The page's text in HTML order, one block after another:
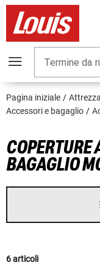
Termine da
Pagina iniziale
Accessori e bagaglio
COPERTURE
BAGAGLIO
6 articoli